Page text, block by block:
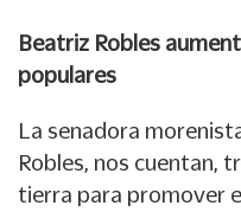
Beatriz Robles
populares
La senadora
Robles, nos cuentan,
tierra para promover